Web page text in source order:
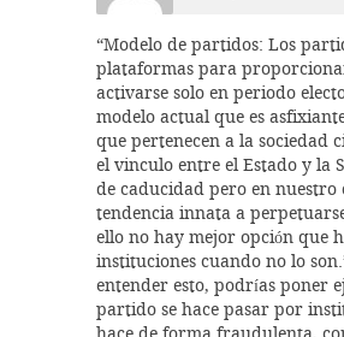
“Modelo de partidos: Los
plataformas para
activarse solo en periodo
modelo actual que es
que pertenecen a la sociedad
el vinculo entre el Estado y la
de caducidad pero en nuestro
tendencia innata a
ello no hay mejor opción que
instituciones cuando no lo
entender esto, podrías poner
partido se hace pasar por